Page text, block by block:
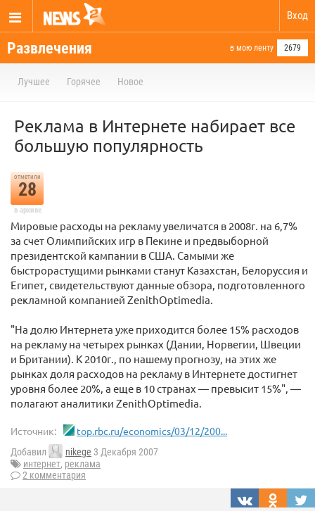
Вход
Развлечения в мою ленту 2679
Лучшее Горячее Новое
Реклама в Интернете набирает все
большую популярность
отметили
28
в архиве
Мировые расходы на рекламу увеличатся в 2008г. на 6,7%
за счет Олимпийских игр в Пекине и предвыборной
президентской кампании в США. Самыми же
быстрорастущими рынками станут Казахстан, Белоруссия и
Египет, свидетельствуют данные обзора, подготовленного
рекламной компанией ZenithOptimedia.
"На долю Интернета уже приходится более 15% расходов
на рекламу на четырех рынках (Дании, Норвегии, Швеции
и Британии). К 2010г., по нашему прогнозу, на этих же
рынках доля расходов на рекламу в Интернете достигнет
уровня более 20%, а еще в 10 странах — превысит 15%", —
полагают аналитики ZenithOptimedia.
Источник: top.rbc.ru/economics/03/12/200...
Добавил nikege 3 Декабря 2007
интернет, реклама
2 комментария